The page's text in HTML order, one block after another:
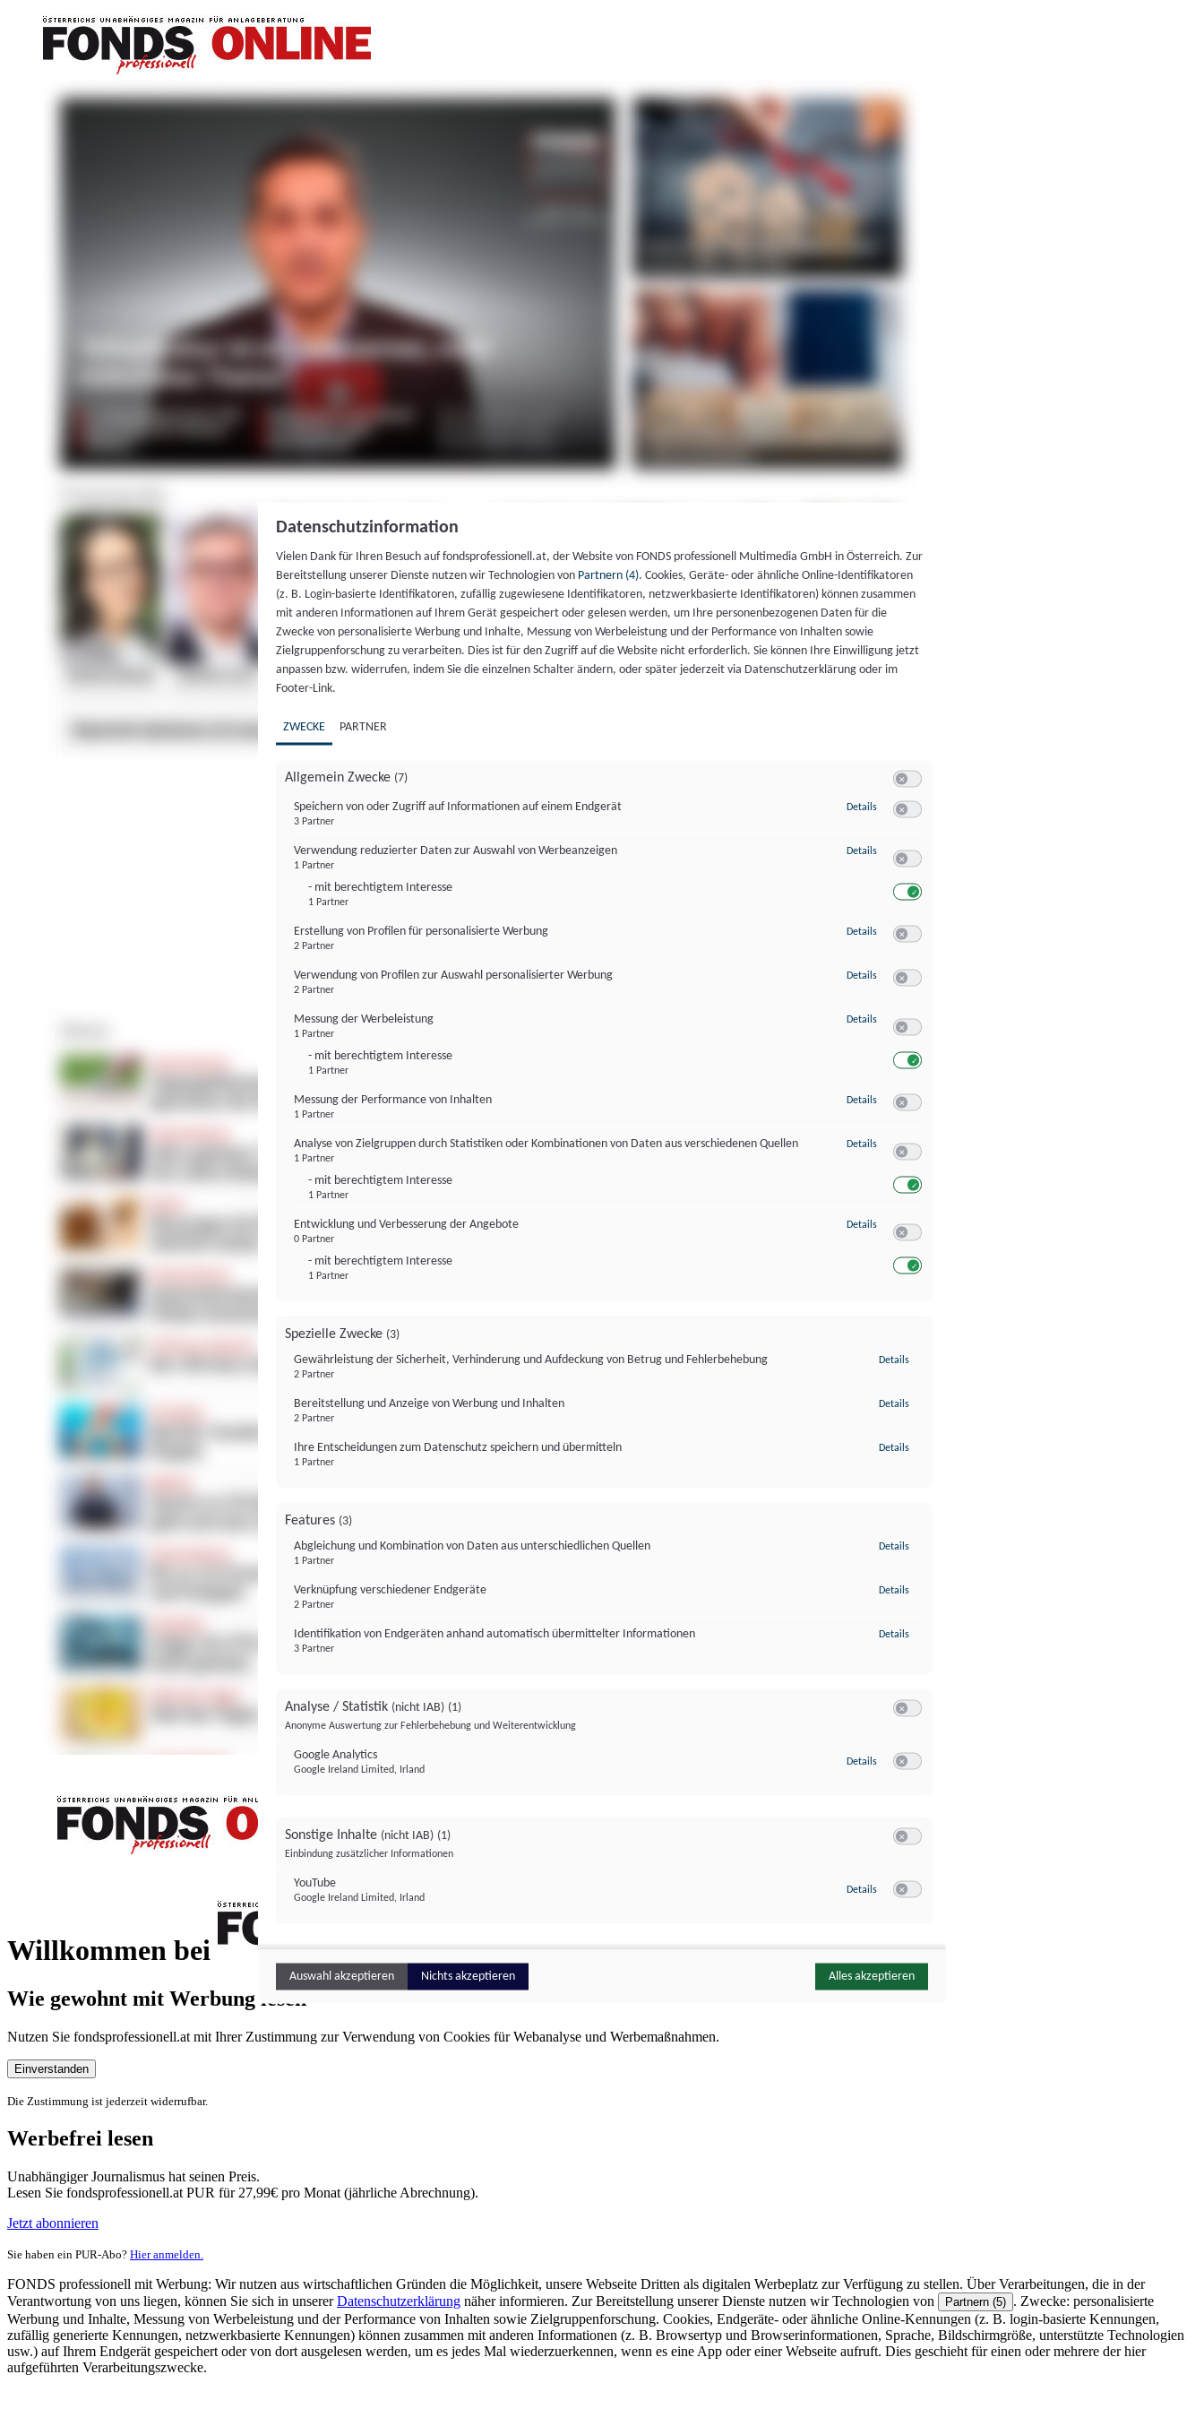
Willkommen bei
FONDS professionell
Wie gewohnt mit Werbung lesen
Nutzen Sie fondsprofessionell.at mit Ihrer Zustimmung zur Verwendung von Cookies für Webanalyse und Werbemaßnahmen.
Einverstanden
Die Zustimmung ist jederzeit widerrufbar.
Werbefrei lesen
Unabhängiger Journalismus hat seinen Preis.
Lesen Sie fondsprofessionell.at PUR für 27,99€ pro Monat (jährliche Abrechnung).
Jetzt abonnieren
Sie haben ein PUR-Abo? Hier anmelden.
FONDS professionell mit Werbung: Wir nutzen aus wirtschaftlichen Gründen die Möglichkeit, unsere Webseite Dritten als digitalen Werbeplatz zur Verfügung zu stellen. Über Verarbeitungen, die in der
Verantwortung von uns liegen, können Sie sich in unsererDatenschutzerklärung näher informieren. Zur Bereitstellung unserer Dienste nutzen wir Technologien von Partnern (5) . Zwecke: personalisierte
Werbung und Inhalte, Messung von Werbeleistung und der Performance von Inhalten sowie Zielgruppenforschung. Cookies, Endgeräte- oder ähnliche Online-Kennungen (z. B. login-basierte Kennungen,
zufällig generierte Kennungen, netzwerkbasierte Kennungen) können zusammen mit anderen Informationen (z. B. Browsertyp und Browserinformationen, Sprache, Bildschirmgröße, unterstützte Technologien
usw.) auf Ihrem Endgerät gespeichert oder von dort ausgelesen werden, um es jedes Mal wiederzuerkennen, wenn es eine App oder einer Webseite aufruft. Dies geschieht für einen oder mehrere der hier
aufgeführten Verarbeitungszwecke.
Datenschutzinformation
Vielen Dank für Ihren Besuch auf fondsprofessionell.at, der Website von FONDS professionell Multimedia GmbH in Österreich. Zur
Bereitstellung unserer Dienste nutzen wir Technologien von Partnern (4). Cookies, Geräte- oder ähnliche Online-Identifikatoren
(z. B. Login-basierte Identifikatoren, zufällig zugewiesene Identifikatoren, netzwerkbasierte Identifikatoren) können zusammen
mit anderen Informationen auf Ihrem Gerät gespeichert oder gelesen werden, um Ihre personenbezogenen Daten für die
Zwecke von personalisierte Werbung und Inhalte, Messung von Werbeleistung und der Performance von Inhalten sowie
Zielgruppenforschung zu verarbeiten. Dies ist für den Zugriff auf die Website nicht erforderlich. Sie können Ihre Einwilligung jetzt
anpassen bzw. widerrufen, indem Sie die einzelnen Schalter ändern, oder später jederzeit via Datenschutzerklärung oder im
Footer-Link.
ZWECKE PARTNER
Allgemein Zwecke (7)
Speichern von oder Zugriff auf Informationen auf einem Endgerät
3 Partner
Details zu Speichern von oder Zugriff auf Informationen auf einem Endgerät
Verwendung reduzierter Daten zur Auswahl von Werbeanzeigen
1 Partner
- mit berechtigtem Interesse
1 Partner
Details zu Verwendung reduzierter Daten zur Auswahl von Werbeanzeigen
Erstellung von Profilen für personalisierte Werbung
2 Partner
Details zu Erstellung von Profilen für personalisierte Werbung
Verwendung von Profilen zur Auswahl personalisierter Werbung
2 Partner
Details zu Verwendung von Profilen zur Auswahl personalisierter Werbung
Messung der Werbeleistung
1 Partner
- mit berechtigtem Interesse
1 Partner
Details zu Messung der Werbeleistung
Messung der Performance von Inhalten
1 Partner
Details zu Messung der Performance von Inhalten
Analyse von Zielgruppen durch Statistiken oder Kombinationen von Daten aus verschiedenen Quellen
1 Partner
- mit berechtigtem Interesse
1 Partner
Details zu Analyse von Zielgruppen durch Statistiken oder Kombinationen von
Entwicklung und Verbesserung der Angebote
0 Partner
- mit berechtigtem Interesse
1 Partner
Details zu Entwicklung und Verbesserung der Angebote
Spezielle Zwecke (3)
Gewährleistung der Sicherheit, Verhinderung und Aufdeckung von Betrug und Fehlerbehebung
2 Partner
Details
Bereitstellung und Anzeige von Werbung und Inhalten
2 Partner
Details
Ihre Entscheidungen zum Datenschutz speichern und übermitteln
1 Partner
Details
Features (3)
Abgleichung und Kombination von Daten aus unterschiedlichen Quellen
1 Partner
Details
Verknüpfung verschiedener Endgeräte
2 Partner
Details
Identifikation von Endgeräten anhand automatisch übermittelter Informationen
3 Partner
Details
Analyse / Statistik (nicht IAB) (1)
Anonyme Auswertung zur Fehlerbehebung und Weiterentwicklung
Google Analytics
Google Ireland Limited, Irland
Details zu Google Analytics
Sonstige Inhalte (nicht IAB) (1)
Einbindung zusätzlicher Informationen
YouTube
Google Ireland Limited, Irland
Details zu YouTube
Auswahl akzeptieren Nichts akzeptieren Alles akzeptieren